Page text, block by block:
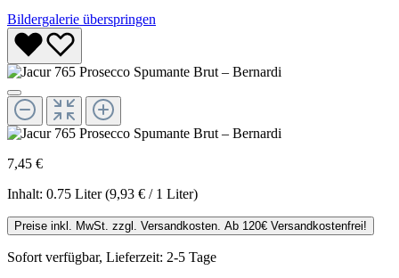
Bildergalerie überspringen
7,45 €
Inhalt: 0.75 Liter(9,93 € / 1 Liter)
Preise inkl. MwSt. zzgl. Versandkosten. Ab 120€ Versandkostenfrei!
Sofort verfügbar, Lieferzeit: 2-5 Tage